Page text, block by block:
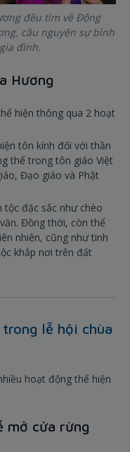
đều tìm về Động
cầu nguyện sự bình
đình.
Hương
hiện thông qua 2 hoạt
tôn kính đối với thần
thể trong tôn giáo Việt
Đạo giáo và Phật
tộc đặc sắc như chèo
Đồng thời, còn thể
nhiên, cũng như tinh
khắp nơi trên đất
lễ hội chùa
hoạt động thể hiện
mở cửa rừng